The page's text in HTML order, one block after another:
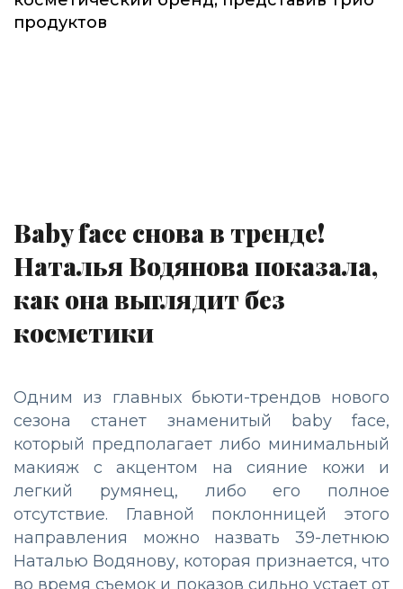
продуктов
Baby face снова в тренде!
Наталья Водянова показала,
как она выглядит без
косметики
Одним из главных бьюти-трендов нового
сезона станет знаменитый baby face,
который предполагает либо минимальный
макияж с акцентом на сияние кожи и
легкий румянец, либо его полное
отсутствие. Главной поклонницей этого
направления можно назвать 39-летнюю
Наталью Водянову, которая признается, что
во время съемок и показов сильно устает от